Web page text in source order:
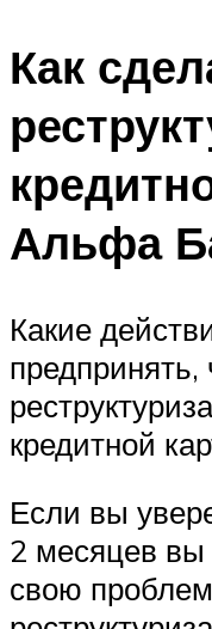
Как
Альфа
Какие
кредитной
Если вы
2 месяцев
свою